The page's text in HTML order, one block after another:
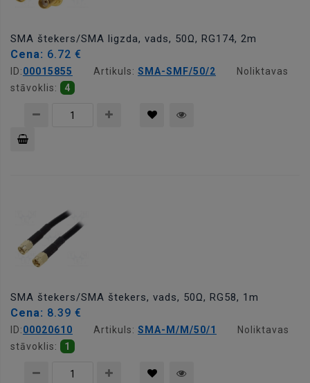
SMA štekers/SMA ligzda, vads, 50Ω, RG174, 2m
Cena: 6.72 €
ID:00015855 Artikuls: SMA-SMF/50/2
Noliktavas
stāvoklis:
4
SMA štekers/SMA štekers, vads, 50Ω, RG58, 1m
Cena: 8.39 €
ID:00020610 Artikuls: SMA-M/M/50/1
Noliktavas
stāvoklis:
1